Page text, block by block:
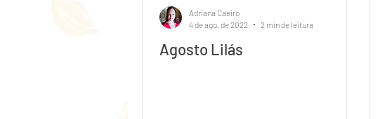
Agosto Lilás
Adriana Caeiro
4 de ago. de 2022
2 min de leitura